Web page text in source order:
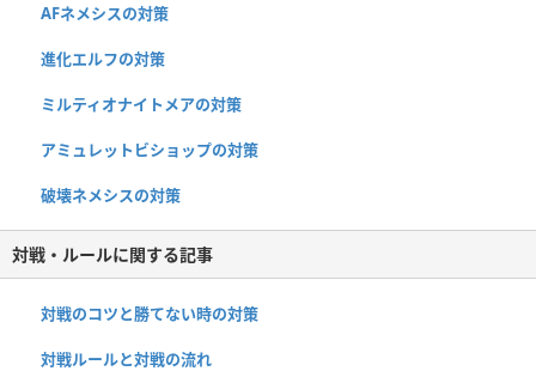
AFネメシスの対策
進化エルフの対策
ミルティオナイトメアの対策
アミュレットビショップの対策
破壊ネメシスの対策
対戦・ルールに関する記事
対戦のコツと勝てない時の対策
対戦ルールと対戦の流れ